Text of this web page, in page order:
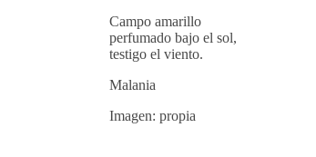
Campo amarillo
perfumado bajo el sol,
testigo el viento.
Malania
Imagen: propia